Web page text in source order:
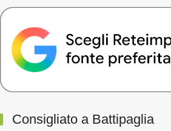
Consigliato a Battipaglia